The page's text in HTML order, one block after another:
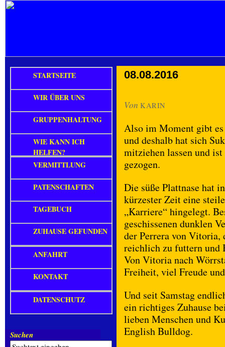
08.08.2016
Von KARIN
Also im Moment gibt
und deshalb hat sich
mitziehen lassen und
gezogen.
Die süße Plattnase hat in
kürzester Zeit eine steile
„Karriere“ hingelegt.
geschissenen dunklen
der Perrera von Vitoria,
reichlich zu futtern und
Von Vitoria nach
Freiheit, viel Freude
Und seit Samstag
ein richtiges Zuhause
lieben Menschen und
English Bulldog.
STARTSEITE
WIR ÜBER UNS
GRUPPENHALTUNG
WIE KANN ICH
HELFEN?
VERMITTLUNG
PATENSCHAFTEN
TAGEBUCH
ZUHAUSE GEFUNDEN
ANFAHRT
KONTAKT
DATENSCHUTZ
Suchen